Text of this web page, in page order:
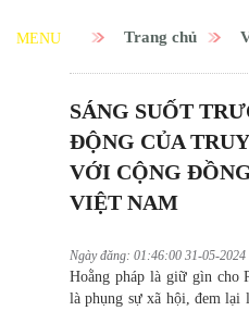
MENU Trang chủ
SÁNG SUỐT
ĐỘNG CỦA
VỚI CỘNG
VIỆT NAM
Ngày đăng: 01:46:00 31-05-2024
Hoằng pháp là giữ gìn cho
là phụng sự xã hội, đem lại